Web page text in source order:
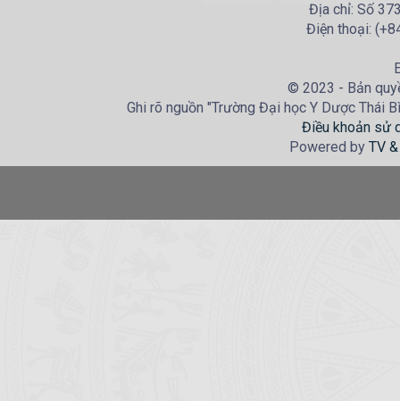
Địa chỉ: Số
Điện thoại:
© 2023 - Bản
Ghi rõ nguồn "Trường Đại học Y Dược Thái
Điều khoản sử
Powered by TV